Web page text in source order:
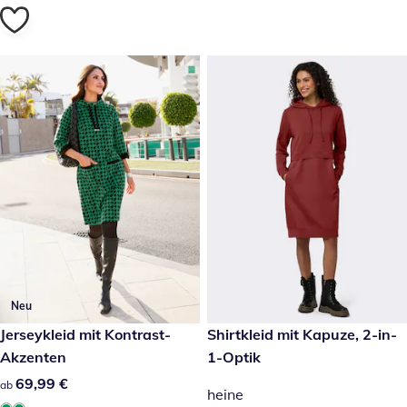
Neu
69,99 €
Jerseykleid mit Kontrast-
Akzenten
69,99 €
ab 69,99 €
69,99 €
Shirtkleid mit Kapuze, 2-in-
1-Optik
heine